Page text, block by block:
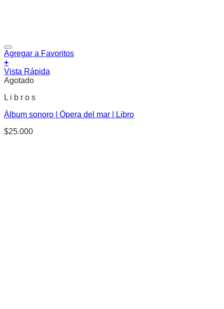
Agregar a Favoritos
+
Vista Rápida
Agotado
L i b r o s
Álbum sonoro | Ópera del mar | Libro
$25.000